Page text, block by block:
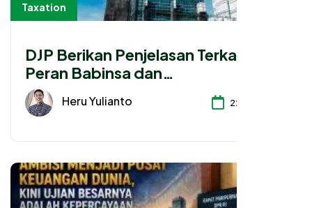
Taxation
DJP Berikan Penjelasan Terkait
Peran Babinsa dan
Bhabinkamtibmas
Heru Yulianto 22-07-2026